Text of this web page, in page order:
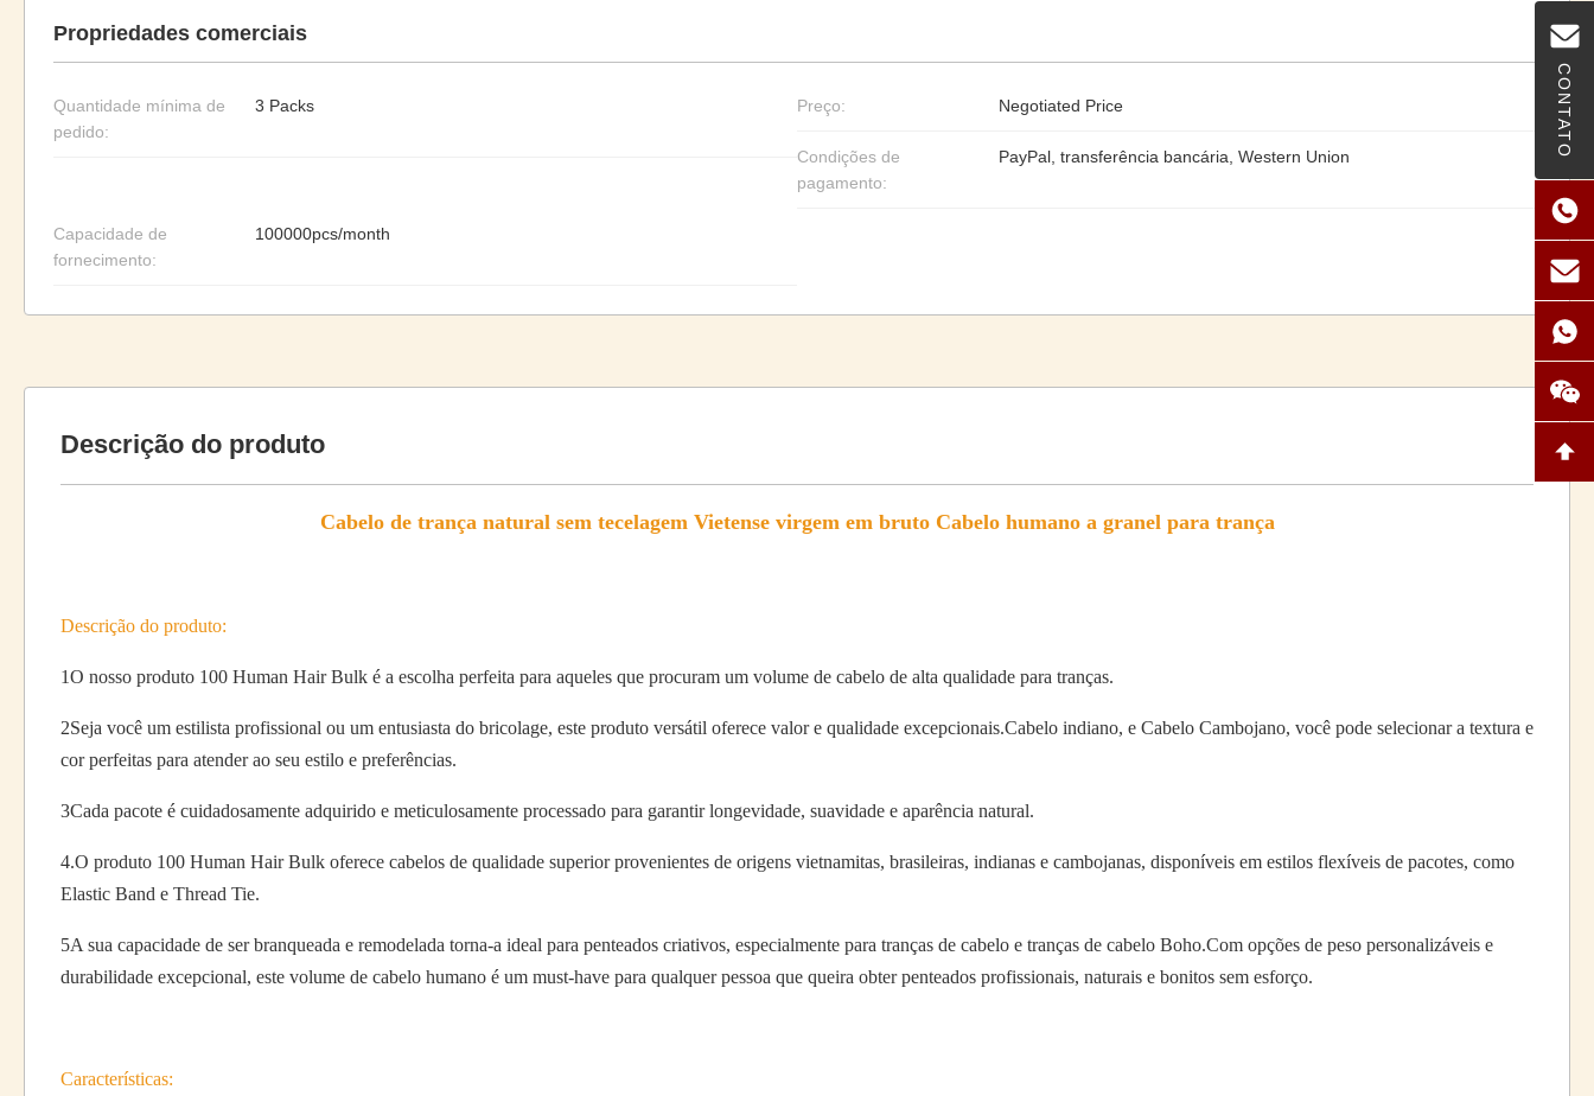
CONTATO
Propriedades comerciais
Quantidade mínima de
pedido:
3 Packs Preço: Negotiated Price
Condições de
pagamento:
PayPal, transferência bancária, Western Union
Capacidade de
fornecimento:
100000pcs/month
Descrição do produto
Cabelo de trança natural sem tecelagem Vietense virgem em bruto Cabelo humano a granel para trança
Descrição do produto:
1O nosso produto 100 Human Hair Bulk é a escolha perfeita para aqueles que procuram um volume de cabelo de alta qualidade para tranças.
2Seja você um estilista profissional ou um entusiasta do bricolage, este produto versátil oferece valor e qualidade excepcionais.Cabelo indiano, e Cabelo Cambojano, você pode selecionar a textura e
cor perfeitas para atender ao seu estilo e preferências.
3Cada pacote é cuidadosamente adquirido e meticulosamente processado para garantir longevidade, suavidade e aparência natural.
4.O produto 100 Human Hair Bulk oferece cabelos de qualidade superior provenientes de origens vietnamitas, brasileiras, indianas e cambojanas, disponíveis em estilos flexíveis de pacotes, como
Elastic Band e Thread Tie.
5A sua capacidade de ser branqueada e remodelada torna-a ideal para penteados criativos, especialmente para tranças de cabelo e tranças de cabelo Boho.Com opções de peso personalizáveis e
durabilidade excepcional, este volume de cabelo humano é um must-have para qualquer pessoa que queira obter penteados profissionais, naturais e bonitos sem esforço.
Características: